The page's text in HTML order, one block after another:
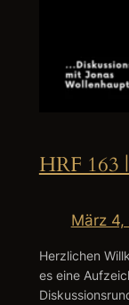
HRF 163
März
Herzlichen
es eine